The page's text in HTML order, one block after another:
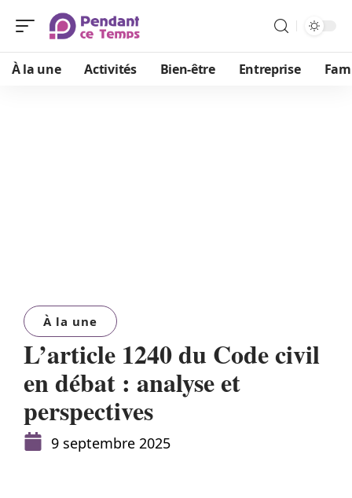
À la une Activités Bien-être Entreprise
À la une
L’article 1240 du Code civil
en débat : analyse et
perspectives
9 septembre 2025